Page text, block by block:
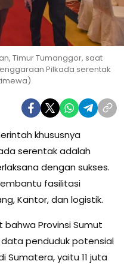
Timur Tumanggor, saat
Pilkada serentak
khususnya
serentak adalah
dengan sukses.
fasilitasi
Kantor, dan logistik.
Provinsi Sumut
penduduk potensial
Sumatera, yaitu 11 juta